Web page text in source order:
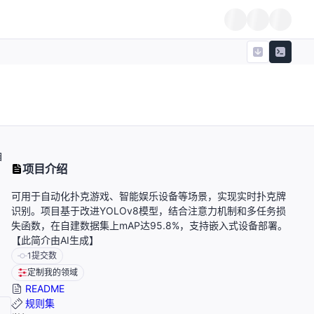
项目介绍
可用于自动化扑克游戏、智能娱乐设备等场景，实现实时扑克牌
识别。项目基于改进YOLOv8模型，结合注意力机制和多任务损
失函数，在自建数据集上mAP达95.8%，支持嵌入式设备部署。
【此简介由AI生成】
1提交数
定制我的领域
README
规则集